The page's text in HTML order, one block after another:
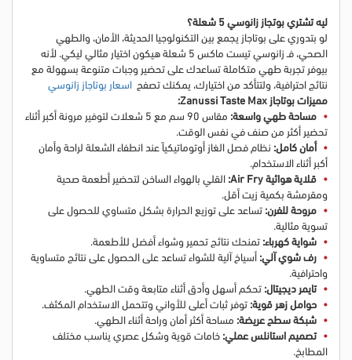
ليه تشتري بوتجاز زانوسي 5 شعلة؟
لو بتدوري على بوتاجاز يجمع بين التكنولوجيا الحديثة، الأمان، والطهي
الصحي، فـ زانوسي تيست ماكس 5 شعلة هيكون اختيار مثالي ليكي. لأنه
بيوفر تجربة طهي متكاملة تساعدك على تحضير وجبات متنوعة بسهولة مع
نتائج احترافية، ولتتأكد من اختيارك، يمكنك تصفح اسعار بوتاجاز زانوسي
مميزات بوتاجاز Zanussi Taste Max:
مساحة طهي واسعة:
مقاس 90 سم مع 5 شعلات لتوفير مرونة أكبر أثناء
تحضير أكثر من صنف في نفس الوقت.
أمان كامل: نظام فصل الغاز أوتوماتيكياً عند انطفاء الشعلة لراحة وأمان
أكبر أثناء الاستخدام.
قلاية هوائية Air Fry:
القلي بالهواء الساخن لتحضير أطعمة صحية
ومقرمشة بكمية زيت أقل.
مروحة للفرن:تساعد على توزيع الحرارة بشكل متساوي للحصول على
تسوية مثالية.
شواية كهرباء:تمنحك نتائج تحمير وشواء أفضل للأطعمة.
رف شوي آلي:أسياخ آلية للشواء تساعد على الحصول على نتائج متساوية
واحترافية.
تايمر ديجيتال:تحكم أسهل وأدق أثناء متابعة وقت الطهي.
حوامل زهر قوية:توفر ثبات أعلى للأواني وتتحمل الاستخدام المكثف.
شبكة سطح عريضة: مساحة أكثر أمان وراحة أثناء الطهي.
تصميم استانلس عملي:خامات قوية وشكل عصري يناسب مختلف
المطابخ.